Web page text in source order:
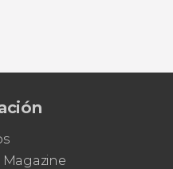
Magazine